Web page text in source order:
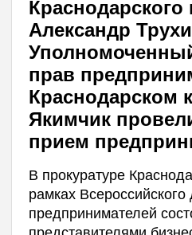
Краснодарского
Александр
прав
Краснодарском
Якимчик
прием
В прокуратуре
рамках
предпринимателей